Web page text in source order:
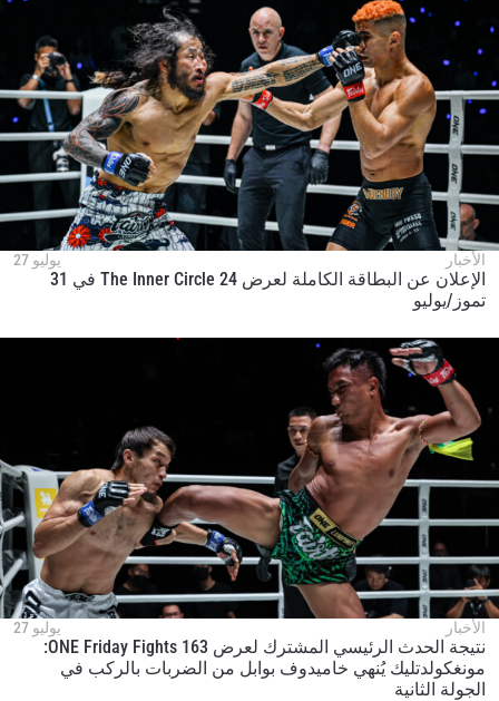
الأخبار يوليو 27
الإعلان عن البطاقة الكاملة لعرض The Inner Circle 24 في 31
تموز/يوليو
الأخبار يوليو 27
نتيجة الحدث الرئيسي المشترك لعرض ONE Friday Fights 163:
مونغكولدتليك يُنهي خاميدوف بوابل من الضربات بالركب في
الجولة الثانية